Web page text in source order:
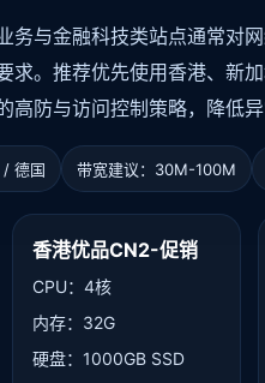
务与金融科技类站点通常对
求。推荐优先使用香港、新
高防与访问控制策略，降低异
德国 带宽建议：30M-100M
香港优品CN2-促销
CPU：4核
内存：32G
硬盘：1000GB SSD